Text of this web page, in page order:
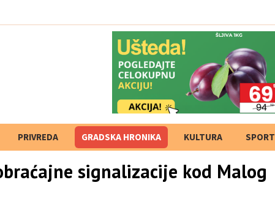
proj
PRIVREDA GRADSKA HRONIKA KULTURA SPORT
signalizacije kod Malog